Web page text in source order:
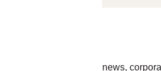
news,